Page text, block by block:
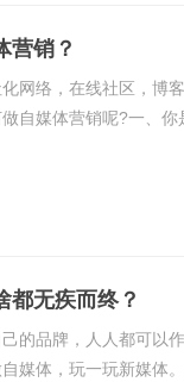
营销？
网络，在线社区，博
自媒体营销呢?一、
据分析的人才，我见
都无疾而终？
的品牌，人人都可以
媒体，玩一玩新媒体